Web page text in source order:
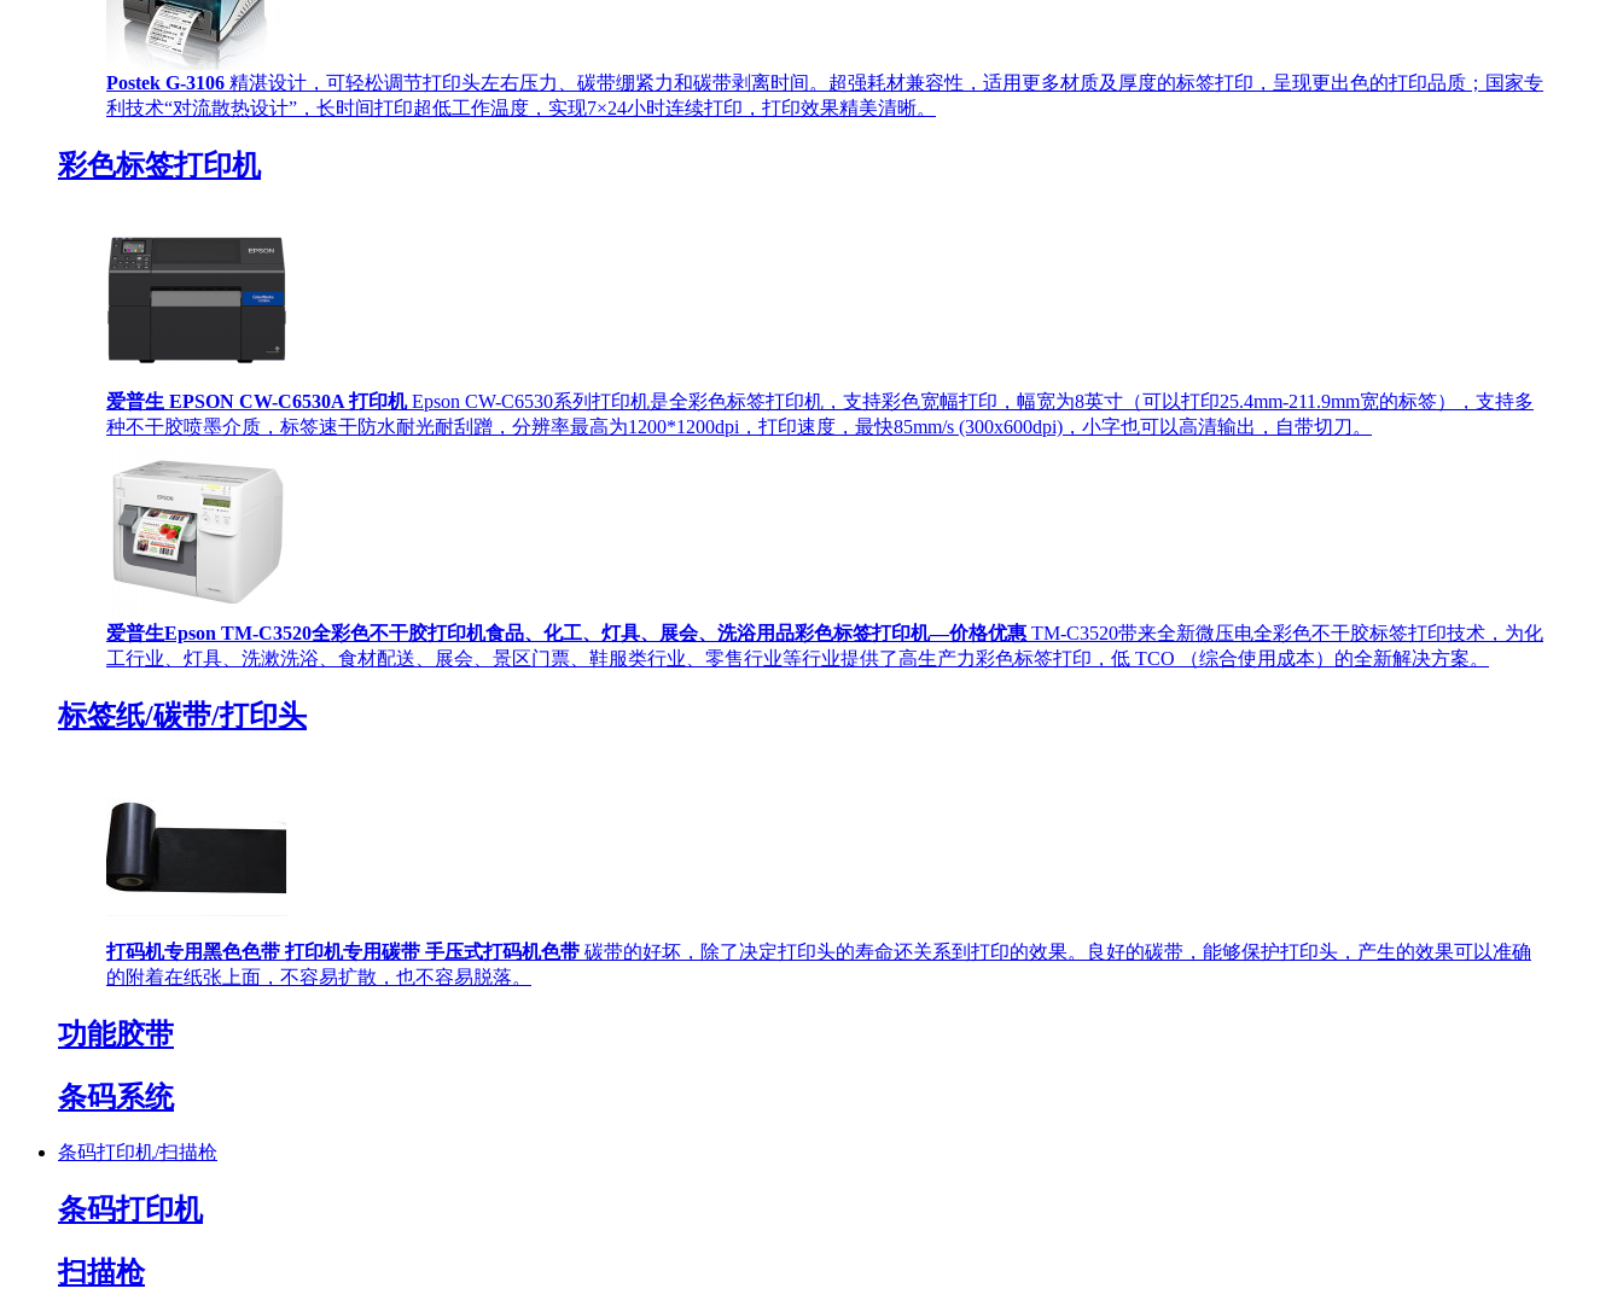
Postek G-3106 精湛设计，可轻松调节打印头左右压力、碳带绷紧力和碳带剥离时间。超强耗材兼容性，适用更多材质及厚度的标签打印，呈现更出色的打印品质；国家专
利技术“对流散热设计”，长时间打印超低工作温度，实现7×24小时连续打印，打印效果精美清晰。
彩色标签打印机
爱普生 EPSON CW-C6530A 打印机 Epson CW-C6530系列打印机是全彩色标签打印机，支持彩色宽幅打印，幅宽为8英寸（可以打印25.4mm-211.9mm宽的标签），支持多
种不干胶喷墨介质，标签速干防水耐光耐刮蹭，分辨率最高为1200*1200dpi，打印速度，最快85mm/s (300x600dpi)，小字也可以高清输出，自带切刀。
爱普生Epson TM-C3520全彩色不干胶打印机食品、化工、灯具、展会、洗浴用品彩色标签打印机—价格优惠 TM-C3520带来全新微压电全彩色不干胶标签打印技术，为化
工行业、灯具、洗漱洗浴、食材配送、展会、景区门票、鞋服类行业、零售行业等行业提供了高生产力彩色标签打印，低 TCO （综合使用成本）的全新解决方案。
标签纸/碳带/打印头
打码机专用黑色色带 打印机专用碳带 手压式打码机色带 碳带的好坏，除了决定打印头的寿命还关系到打印的效果。良好的碳带，能够保护打印头，产生的效果可以准确
的附着在纸张上面，不容易扩散，也不容易脱落。
功能胶带
条码系统
条码打印机/扫描枪
条码打印机
扫描枪